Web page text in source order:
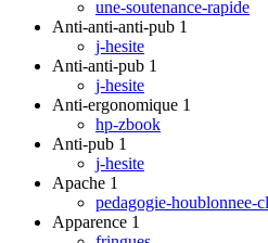
une-soutenance-rapide
Anti-anti-anti-pub 1
j-hesite
Anti-anti-pub 1
j-hesite
Anti-ergonomique 1
hp-zbook
Anti-pub 1
j-hesite
Apache 1
pedagogie-houblonnee-
Apparence 1